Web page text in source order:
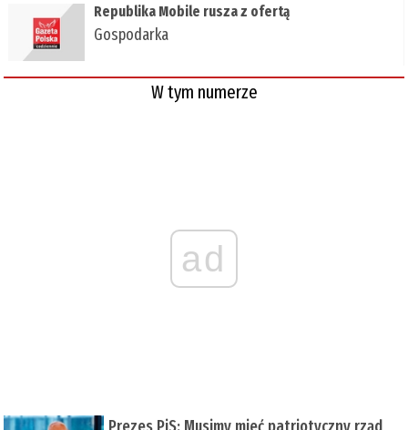
Republika Mobile rusza z ofertą
Gospodarka
W tym numerze
ad